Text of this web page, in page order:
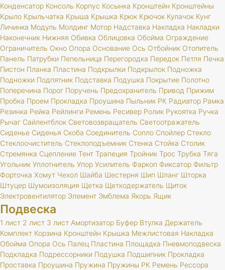
Конденсатор Консоль Корпус Косынка Кронштейн Кронштейны
Крыло Крыльчатка Крыша Крышка Крюк Крючок Кулачок Кунг
Личинка Модуль Молдинг Мотор Надставка Накладка Накладки
Наконечник Нижняя Обивка Облицовка Обойма Ограждение
Ограничитель Окно Опора Основание Ось Отбойник Отопитель
Панель Патрубки Пепельница Перегородка Передок Петля Печка
Пистон Планка Пластина Подкрылки Подкрылок Подножка
Подножки Подпятник Подставка Подушка Покрытие Полотно
Поперечина Порог Поручень Предохранитель Привод Прижим
Пробка Проем Прокладка Проушина Пыльник РК Радиатор Рамка
Резинка Рейка Рейлинги Ремень Ресивер Ролик Рукоятка Ручка
Рычаг Сайлентблок Световозвращатель Светоотражатель
Сиденье Сиденья Скоба Соединитель Сопло Спойлер Стекло
Стеклоочиститель Стеклоподъемник Стенка Стойка Столик
Стремянка Сцепление Тент Трапеция Тройник Трос Трубка Тяга
Угольник Уплотнитель Упор Усилитель Фаркоп Фиксатор Фильтр
Форточка Хомут Чехол Шайба Шестерня Шип Шланг Шторка
Штуцер Шумоизоляция Щетка Щеткодержатель Щиток
Электровентилятор Элемент Эмблема Якорь Ящик
Подвеска
1 лист 2 лист 3 лист Амортизатор Буфер Втулка Держатель
Комплект Корзина Кронштейн Крышка Межлистовая Накладка
Обойма Опора Ось Палец Пластина Площадка Пневмоподвеска
Подкладка Подрессорники Подушка Подшипник Прокладка
Проставка Проушина Пружина Пружины РК Ремень Рессора